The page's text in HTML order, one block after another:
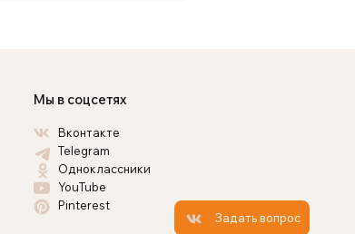
Мы в соцсетях
Вконтакте
Telegram
Одноклассники
YouTube
Pinterest
Задать вопрос